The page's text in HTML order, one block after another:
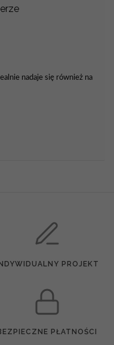
nadaje się również na
PROJEKT
PŁATNOŚCI